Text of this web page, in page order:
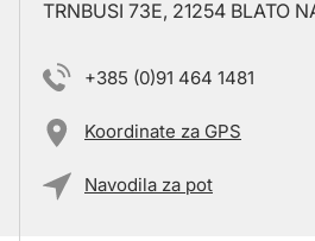
TRNBUSI 73E, 21254 BLATO
+385 (0)91 464 1481
Koordinate za GPS
Navodila za pot